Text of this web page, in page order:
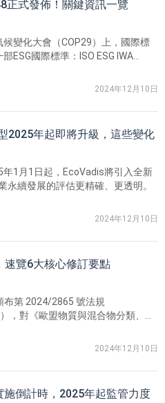
正式發佈！關鍵資訊一覽
變化大會（COP29）上，國際標
ESG國際標準：ISO ESG IWA
and governance (ESG)2024年12月10日
2025年起即將升級，這些變化
1月1日起，EcoVadis將引入全新
永續發展的評估更精確、更透明。
2024年12月10日
速覽6大核心修訂要點
布第 2024/2865 號法規
，對《歐盟物質與混合物分類、標
2024年12月10日
施倒計時，2025年起監管力度